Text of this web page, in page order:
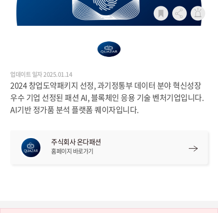
업데이트 일자 2025.01.14
2024 창업도약패키지 선정, 과기정통부 데이터 분야 혁신성장
우수 기업 선정된 패션 AI, 블록체인 응용 기술 벤처기업입니다.
AI기반 정가품 분석 플랫폼 퀘이자입니다.
주식회사 온다패션
홈페이지 바로가기